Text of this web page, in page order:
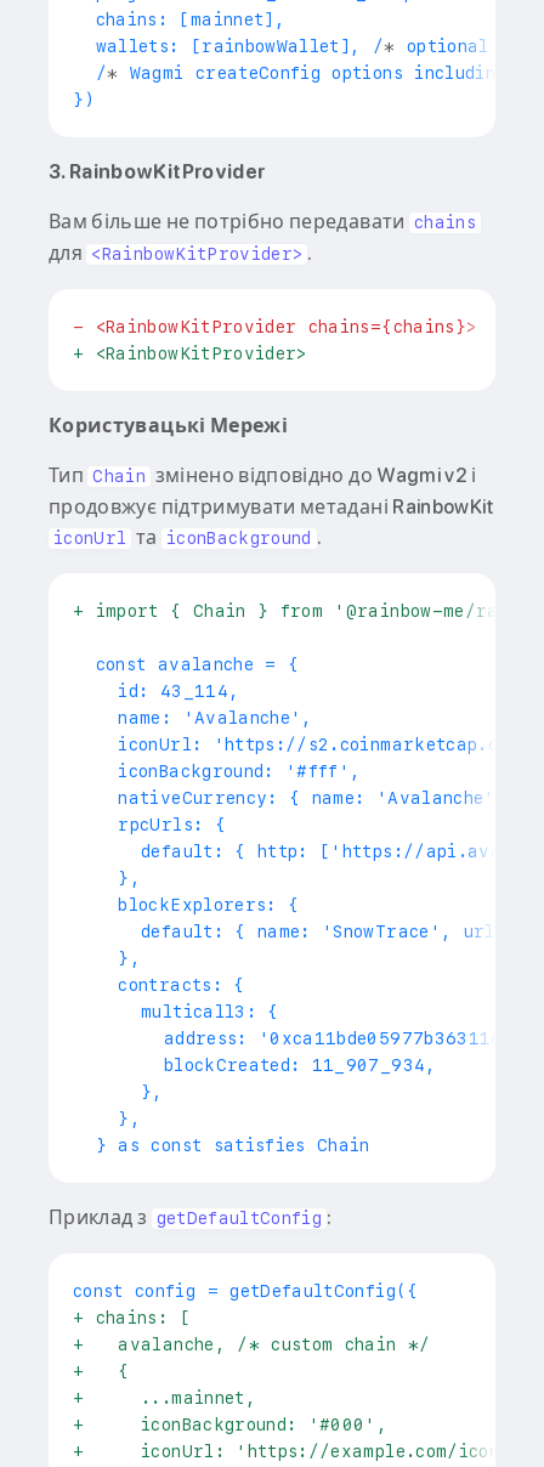
  wallets: [rainbowWallet], /
* optional
  /
* Wagmi createConfig options including
3. RainbowKitProvider
Вам більше не потрібно передавати chains
для <RainbowKitProvider> .
- <RainbowKitProvider chains={chains}>
+ <RainbowKitProvider>
Користувацькі Мережі
Тип Chain змінено відповідно до Wagmi v2 і
продовжує підтримувати метадані RainbowKit
iconUrl та iconBackground .
+ import { Chain } from '@rainbow-me/
const avalanche = {
   id: 43_114,
   name: 'Avalanche',
iconUrl: 'https://
   iconBackground: '#fff',
nativeCurrency: { name: 'Avalanche',
   rpcUrls: {
default: { http: ['https://
   },
   blockExplorers: {
default: { name: 'SnowTrace', url:
   },
   contracts: {
     multicall3: {
address:
       blockCreated: 11_907_934,
     },
   },
} as const satisfies Chain
Приклад з getDefaultConfig :
+ chains: [
+
   avalanche, /* custom chain */
+
   {
+
     ...mainnet,
+
     iconBackground: '#000',
+
iconUrl: 'https://example.com/icons/